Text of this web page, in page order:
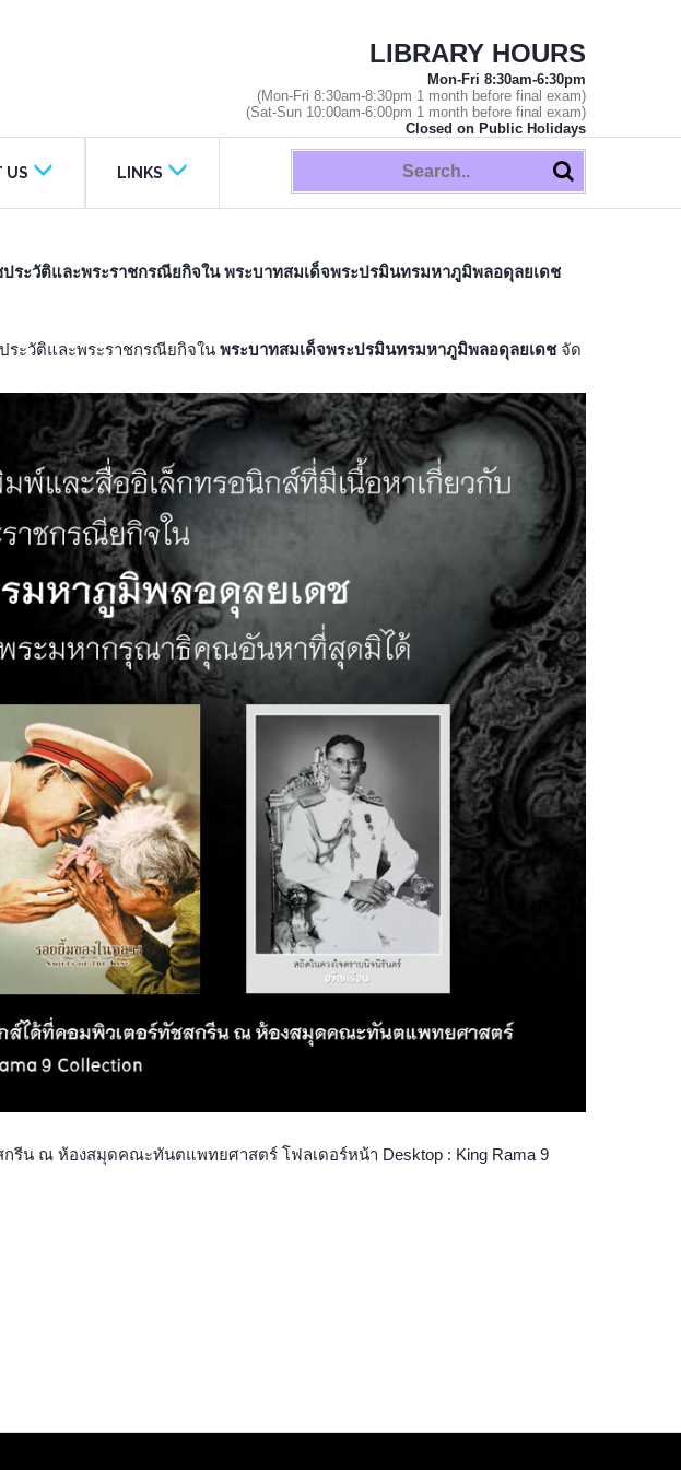
LIBRARY HOURS
Mon-Fri 8:30am-6:30pm
(Mon-Fri 8:30am-8:30pm 1 month before final exam)
(Sat-Sun 10:00am-6:00pm 1 month before final exam)
Closed on Public Holidays
US LINKS
ระวัติและพระราชกรณียกิจใน พระบาทสมเด็จพระปรมินทรมหาภูมิพลอดุลยเดช
ระวัติและพระราชกรณียกิจใน พระบาทสมเด็จพระปรมินทรมหาภูมิพลอดุลยเดช จัด
น ณ ห้องสมุดคณะทันตแพทยศาสตร์ โฟลเดอร์หน้า Desktop : King Rama 9